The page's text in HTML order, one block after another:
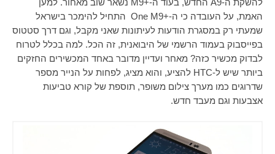
להשקת ה-A9 החדש, בעוד ה-+M9 נשאר שוב מאחור. למען
האמת, על העובדה כי ה-+One M9 התחיל להימכר בישראל
שמעתי רק במסגרת הודעות לעיתונות שאני מקבל, וגם דרך סטטוס
בפייסבוק בעמוד הרשמי של היבואנית, זה הכל. למה בכלל לטרוח
לבדוק מכשיר כזה? מאחר ועדיין מדובר באחד המכשירים החזקים
ביותר שיש ל-HTC להציע, והוא מציג, לפחות על הנייר מספר
שדרוגים כמו מערך צילום משופר, תוספת של קורא טביעות
אצבעות וגם מעבד חדש.